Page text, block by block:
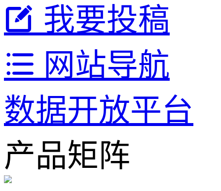
我要投稿
网站导航
数据开放平台
产品矩阵